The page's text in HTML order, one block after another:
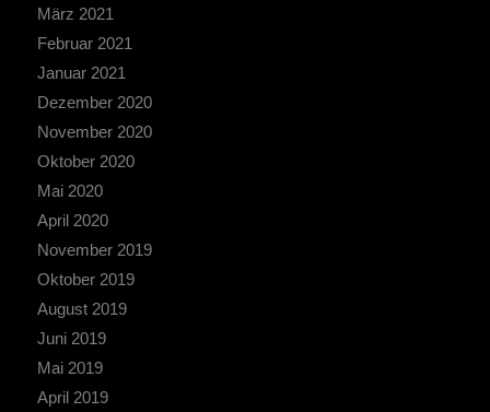
März 2021
Februar 2021
Januar 2021
Dezember 2020
November 2020
Oktober 2020
Mai 2020
April 2020
November 2019
Oktober 2019
August 2019
Juni 2019
Mai 2019
April 2019